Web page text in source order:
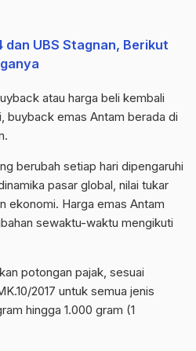
dan UBS Stagnan, Berikut
atau harga beli kembali
buyback emas Antam berada di
berubah setiap hari dipengaruhi
pasar global, nilai tukar
ekonomi. Harga emas Antam
sewaktu-waktu mengikuti
potongan pajak, sesuai
2017 untuk semua jenis
hingga 1.000 gram (1